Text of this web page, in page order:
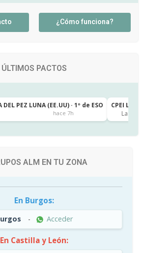
¿Cómo funciona?
ÚLTIMOS PACTOS
DEL PEZ LUNA (EE.UU) · 1º de ESO
hace 7h
CPEI LA
Las
ALM EN TU ZONA
En Burgos:
- Acceder
En Castilla y León: